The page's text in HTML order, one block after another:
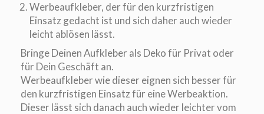
Werbeaufkleber, der für den kurzfristigen
Einsatz gedacht ist und sich daher auch wieder
leicht ablösen lässt.
Bringe Deinen Aufkleber als Deko für Privat oder
für Dein Geschäft an.
Werbeaufkleber wie dieser eignen sich besser für
den kurzfristigen Einsatz für eine Werbeaktion.
Dieser lässt sich danach auch wieder leichter vom